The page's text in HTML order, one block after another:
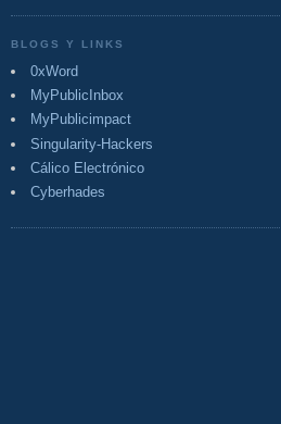
BLOGS Y LINKS
0xWord
MyPublicInbox
MyPublicimpact
Singularity-Hackers
Cálico Electrónico
Cyberhades